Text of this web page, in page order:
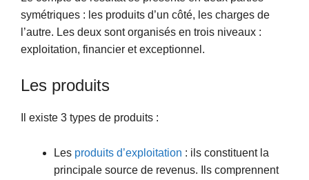
symétriques : les produits d’un côté, les charges de
l’autre. Les deux sont organisés en trois niveaux :
exploitation, financier et exceptionnel.
Les produits
Il existe 3 types de produits :
Les produits d’exploitation : ils constituent la
principale source de revenus. Ils comprennent